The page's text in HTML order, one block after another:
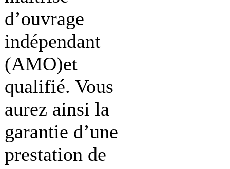
d’ouvrage
indépendant
(AMO)et
qualifié. Vous
aurez ainsi la
garantie d’une
prestation de